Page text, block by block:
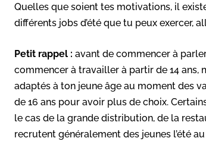
Quelles que soient tes motivations, il
différents jobs d’été que tu peux exercer,
Petit rappel : avant de commencer à
commencer à travailler à partir de 14
adaptés à ton jeune âge au moment des
de 16 ans pour avoir plus de choix.
le cas de la grande distribution, de la
recrutent généralement des jeunes l’été